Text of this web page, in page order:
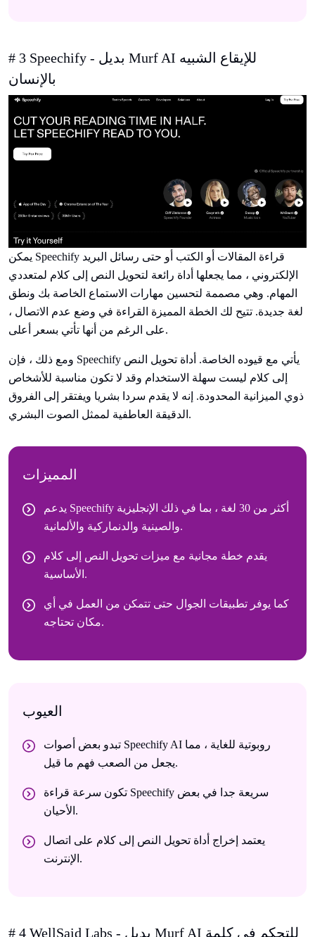
# 3 Speechify - بديل Murf AI للإيقاع الشبيه
بالإنسان
يمكن Speechify قراءة المقالات أو الكتب أو حتى رسائل البريد
الإلكتروني ، مما يجعلها أداة رائعة لتحويل النص إلى كلام لمتعددي
المهام. وهي مصممة لتحسين مهارات الاستماع الخاصة بك ونطق
لغة جديدة. تتيح لك الخطة المميزة القراءة في وضع عدم الاتصال ،
على الرغم من أنها تأتي بسعر أعلى.
ومع ذلك ، فإن Speechify يأتي مع قيوده الخاصة. أداة تحويل النص
إلى كلام ليست سهلة الاستخدام وقد لا تكون مناسبة للأشخاص
ذوي الميزانية المحدودة. إنه لا يقدم سردا بشريا ويفتقر إلى الفروق
الدقيقة العاطفية لممثل الصوت البشري.
المميزات
يدعم Speechify أكثر من 30 لغة ، بما في ذلك الإنجليزية
والصينية والدنماركية والألمانية.
يقدم خطة مجانية مع ميزات تحويل النص إلى كلام
الأساسية.
كما يوفر تطبيقات الجوال حتى تتمكن من العمل في أي
مكان تحتاجه.
العيوب
تبدو بعض أصوات Speechify AI روبوتية للغاية ، مما
يجعل من الصعب فهم ما قيل.
تكون سرعة قراءة Speechify سريعة جدا في بعض
الأحيان.
يعتمد إخراج أداة تحويل النص إلى كلام على اتصال
الإنترنت.
# 4 WellSaid Labs - بديل Murf AI للتحكم في كلمة